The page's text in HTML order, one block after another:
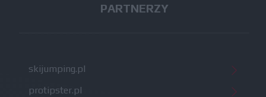
PARTNERZY
skijumping.pl
protipster.pl